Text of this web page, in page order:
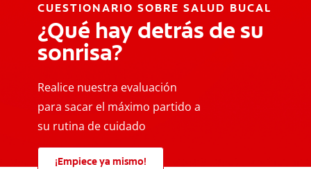
CUESTIONARIO SOBRE SALUD BUCAL
¿Qué hay detrás de su
sonrisa?
Realice nuestra evaluación
para sacar el máximo partido a
su rutina de cuidado
¡Empiece ya mismo!